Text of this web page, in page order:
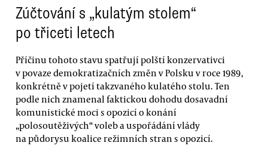
Zúčtování s „kulatým stolem“
po třiceti letech
Příčinu tohoto stavu spatřují polští konzervativci
v povaze demokratizačních změn v Polsku v roce 1989,
konkrétně v pojetí takzvaného kulatého stolu. Ten
podle nich znamenal faktickou dohodu dosavadní
komunistické moci s opozicí o konání
„polosoutěživých“ voleb a uspořádání vlády
na půdorysu koalice režimních stran s opozicí.